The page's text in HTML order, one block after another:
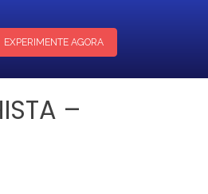
EXPERIMENTE AGORA
–